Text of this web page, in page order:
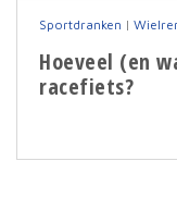
Sportdranken |
Hoeveel (en
racefiets?